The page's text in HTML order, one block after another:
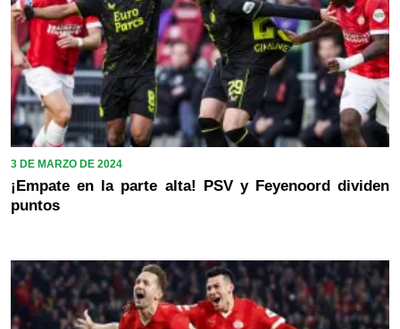
3 DE MARZO DE 2024
¡Empate en la parte alta! PSV y Feyenoord dividen
puntos